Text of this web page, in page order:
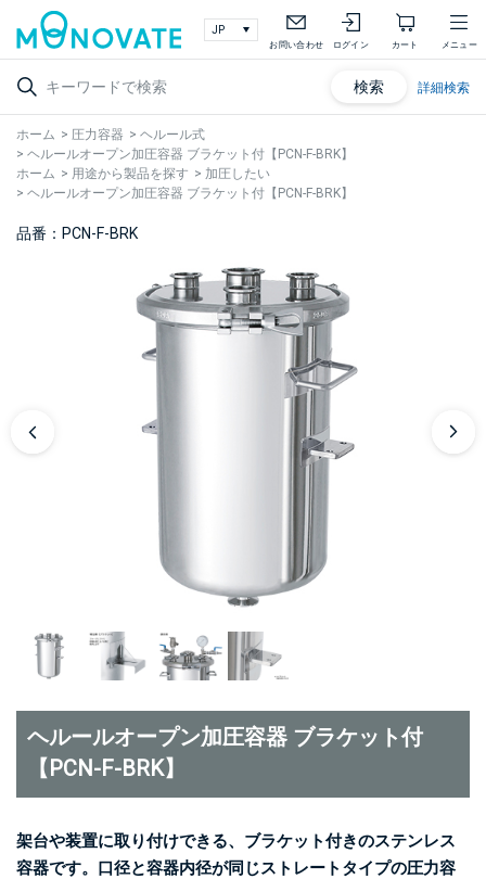
お問い合わせ ログイン カート メニュー
検索 詳細検索
ホーム > 圧力容器 > ヘルール式
> ヘルールオープン加圧容器 ブラケット付【PCN-F-BRK】
ホーム > 用途から製品を探す > 加圧したい
> ヘルールオープン加圧容器 ブラケット付【PCN-F-BRK】
品番：PCN-F-BRK
ヘルールオープン加圧容器 ブラケット付
【PCN-F-BRK】
架台や装置に取り付けできる、ブラケット付きのステンレス
容器です。口径と容器内径が同じストレートタイプの圧力容